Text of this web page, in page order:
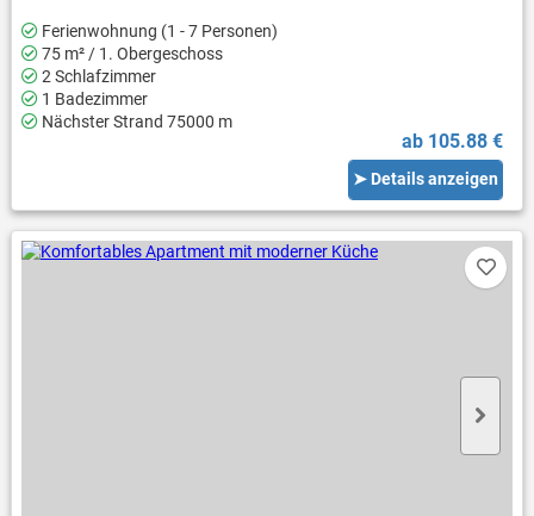
Ferienwohnung (1 - 7 Personen)
75 m² / 1. Obergeschoss
2 Schlafzimmer
1 Badezimmer
Nächster Strand 75000 m
ab 105.88 €
➤ Details anzeigen